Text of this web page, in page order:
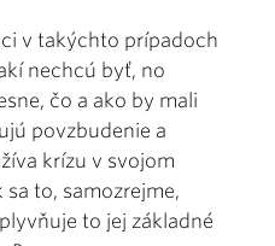
v takýchto prípadoch
nechcú byť, no
čo a ako by mali
povzbudenie a
krízu v svojom
to, samozrejme,
to jej základné